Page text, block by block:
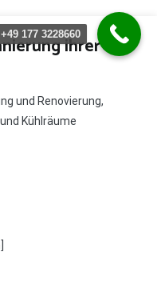
ihrer
und Renovierung,
Kühlräume
+49 177 3228660